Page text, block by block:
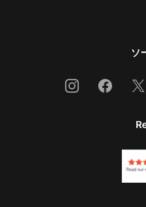
ソ
Instagram X